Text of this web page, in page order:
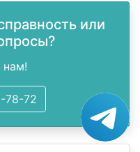
или
нам!
78-72